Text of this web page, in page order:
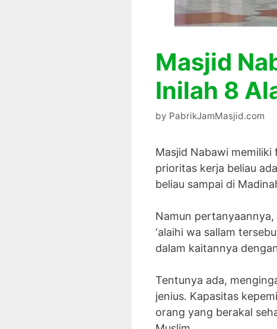
Masjid
Inilah 8
by PabrikJamMasjid.com
Masjid Nabawi memiliki
prioritas kerja beliau
beliau sampai di
Namun
‘alaihi wa sallam
dalam kaitannya
Tentunya ada,
jenius. Kapasitas
orang yang berakal